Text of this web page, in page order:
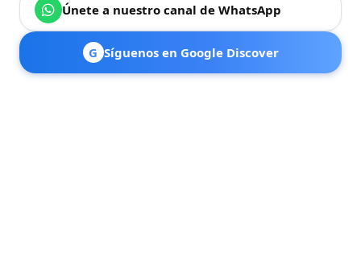
Únete a nuestro canal de WhatsApp
G Síguenos en Google Discover